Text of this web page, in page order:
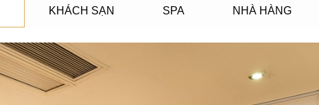
KHÁCH SẠN SPA NHÀ HÀNG